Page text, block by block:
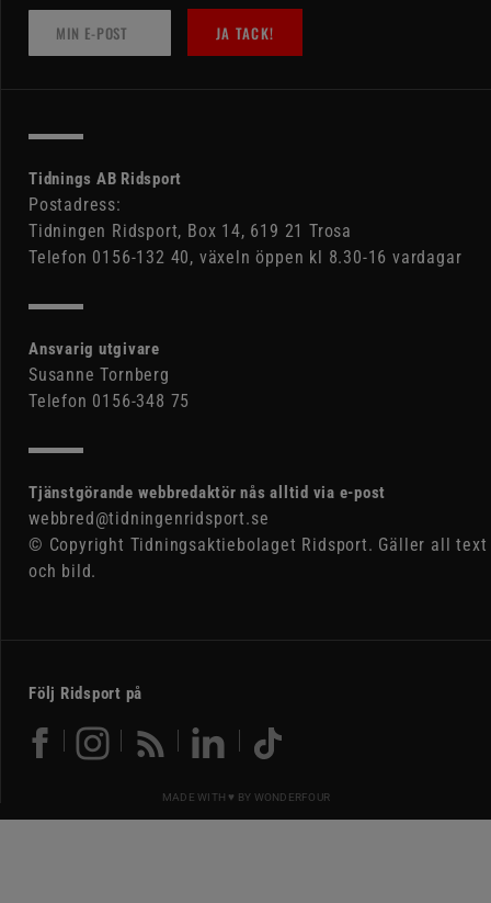
JA TACK!
Tidnings AB Ridsport
Postadress:
Tidningen Ridsport, Box 14, 619 21 Trosa
Telefon 0156-132 40, växeln öppen kl 8.30-16 vardagar
Ansvarig utgivare
Susanne Tornberg
Telefon 0156-348 75
Tjänstgörande webbredaktör nås alltid via e-post
webbred@tidningenridsport.se
© Copyright Tidningsaktiebolaget Ridsport. Gäller all text
och bild.
Följ Ridsport på
MADE WITH ♥ BY WONDERFOUR